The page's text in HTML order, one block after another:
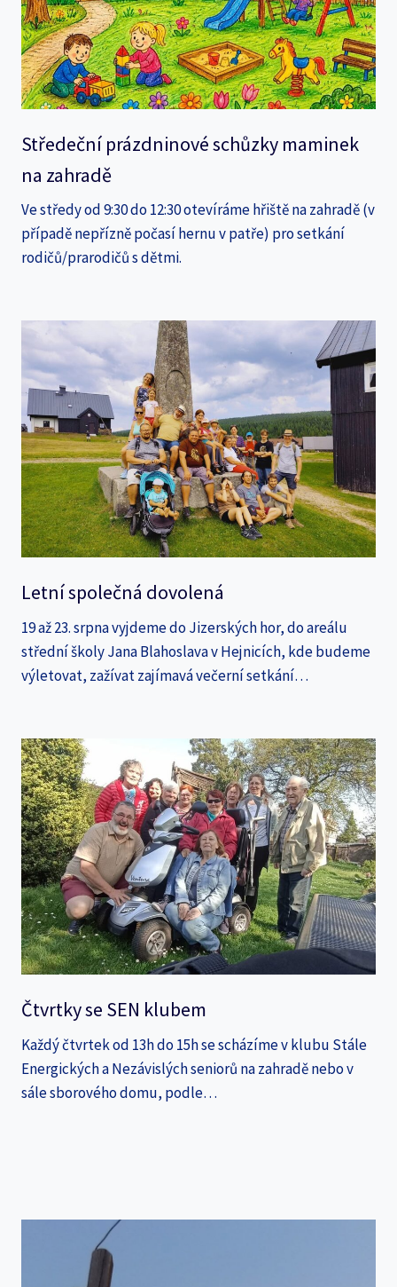
Středeční prázdninové schůzky maminek
na zahradě
Ve středy od 9:30 do 12:30 otevíráme hřiště na zahradě (v
případě nepřízně počasí hernu v patře) pro setkání
rodičů/prarodičů s dětmi.
Letní společná dovolená
19 až 23. srpna vyjdeme do Jizerských hor, do areálu
střední školy Jana Blahoslava v Hejnicích, kde budeme
výletovat, zažívat zajímavá večerní setkání…
Čtvrtky se SEN klubem
Každý čtvrtek od 13h do 15h se scházíme v klubu Stále
Energických a Nezávislých seniorů na zahradě nebo v
sále sborového domu, podle…